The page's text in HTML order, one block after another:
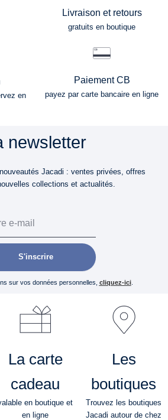
Livraison et retours
gratuits en boutique
en
Paiement CB
payez par carte bancaire en ligne
newsletter
Jacadi : ventes privées, offres
collections et actualités.
S'inscrire
sur vos données personnelles, cliquez-ici.
La carte
cadeau
en boutique et
en ligne
Les
boutiques
Trouvez les boutiques
Jacadi autour de chez